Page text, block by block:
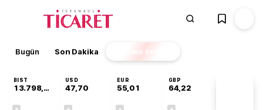
Bugün Son Dakika Finans EKSTRA
BIST
13.798,82
USD
47,70
EUR
55,01
GBP
64,22